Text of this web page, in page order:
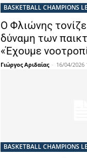
BASKETBALL CHAMPIONS
Ο Φλιώνης
δύναμη των
«Έχουμε
Γιώργος Αριδαίας - 16/04/2026
BASKETBALL CHAMPIONS